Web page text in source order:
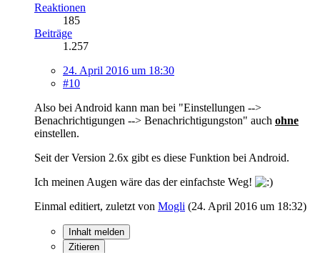
Reaktionen
185
Beiträge
1.257
24. April 2016 um 18:30
#10
Also bei Android kann man bei "Einstellungen -->
Benachrichtigungen --> Benachrichtigungston" auch ohne
einstellen.
Seit der Version 2.6x gibt es diese Funktion bei Android.
Ich meinen Augen wäre das der einfachste Weg!
Einmal editiert, zuletzt von Mogli (24. April 2016 um 18:32)
Inhalt melden
Zitieren